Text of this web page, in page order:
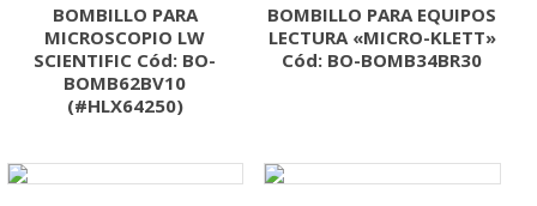
BOMBILLO PARA
MICROSCOPIO LW
SCIENTIFIC Cód: BO-
BOMB62BV10
(#HLX64250)
BOMBILLO PARA EQUIPOS
LECTURA «MICRO-KLETT»
Cód: BO-BOMB34BR30